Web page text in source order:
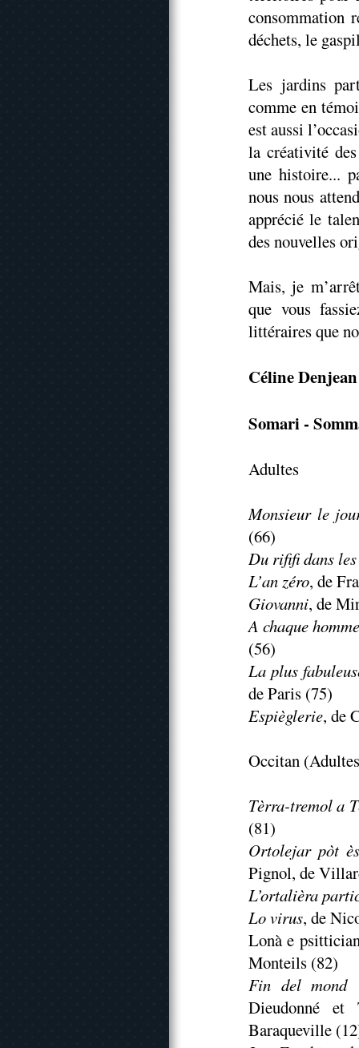
consommation
déchets, le
Les jardins
comme en
est aussi
la créativité
une histoire...
nous nous
apprécié le
des nouvelles
Mais, je
que vous
littéraires que
Céline Denjean
Somari -
Adultes
Monsieur le
(66)
Du rififi dans
L’an zéro, de
Giovanni, de
A chaque
(56)
La plus
de Paris (75)
Espièglerie, de
Occitan
Tèrra-tremol a
(81)
Ortolejar pòt
Pignol, de
L’ortalièra
Lo virus, de
Lonà e
Monteils (82)
Fin del mond
Dieudonné
Baraqueville